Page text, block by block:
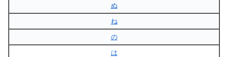
ぬ
ね
の
は